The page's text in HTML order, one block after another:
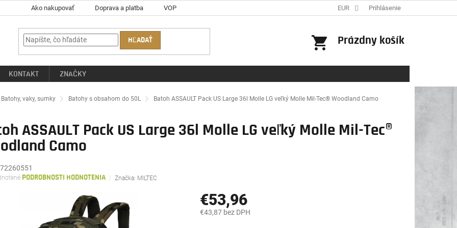
Ako nakupovať Doprava a platba VOP EUR Prihlásenie
HĽADAŤ
NÁKUPNÝ
Prázdny košík
KONTAKT ZNAČKY
Batohy, vaky, sumky Batohy s obsahom do 50L Batoh ASSAULT Pack US Large 36l Molle LG veľký Molle Mil-Tec® Woodland Camo
ASSAULT Pack US Large 36l Molle LG veľký Molle Mil-Tec®
Camo
PODROBNOSTI HODNOTENIA Značka: MILTEC
€53,96
€43,87 bez DPH